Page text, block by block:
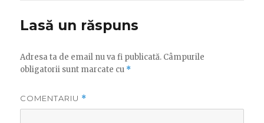
Lasă un răspuns
Adresa ta de email nu va fi publicată. Câmpurile
obligatorii sunt marcate cu *
COMENTARIU *